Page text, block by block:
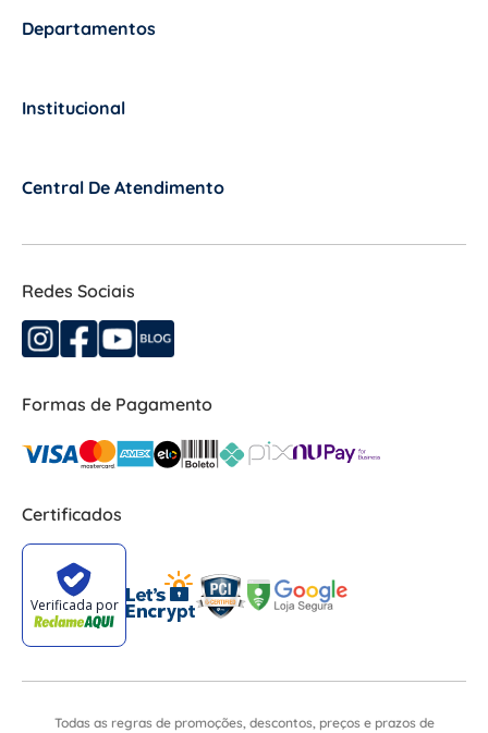
Departamentos
Institucional
Central De Atendimento
Redes Sociais
Formas de Pagamento
Certificados
Todas as regras de promoções, descontos, preços e prazos de